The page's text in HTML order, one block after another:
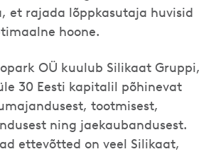
et rajada lõppkasutaja huvisid
hoone.
OÜ kuulub Silikaat Gruppi,
30 Eesti kapitalil põhinevat
tootmisest,
ning jaekaubandusest.
ettevõtted on veel Silikaat,